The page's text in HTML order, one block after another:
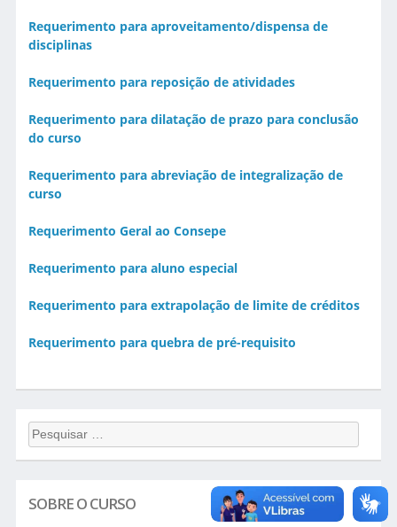
Requerimento para aproveitamento/dispensa de
disciplinas
Requerimento para reposição de atividades
Requerimento para dilatação de prazo para conclusão
do curso
Requerimento para abreviação de integralização de
curso
Requerimento Geral ao Consepe
Requerimento para aluno especial
Requerimento para extrapolação de limite de créditos
Requerimento para quebra de pré-requisito
Pesquisar...
SOBRE O CURSO